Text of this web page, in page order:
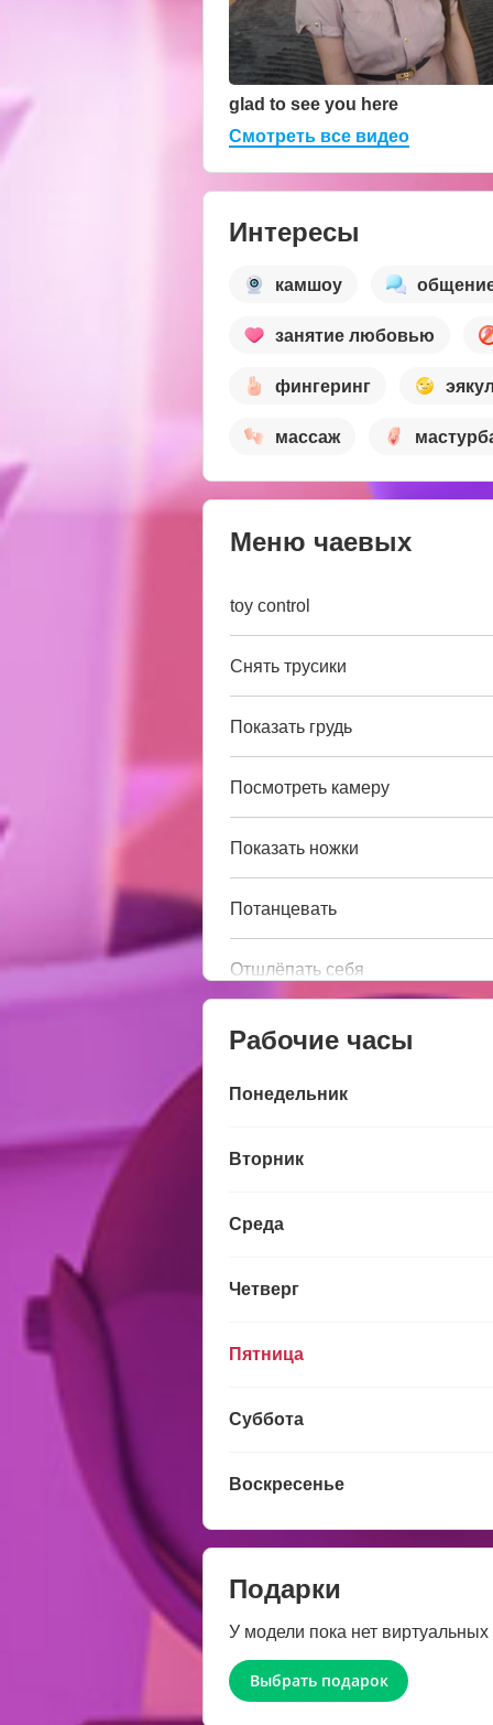
glad to see you here
Смотреть все видео
Интересы
камшоу
занятие любовью
фингеринг
массаж
Меню чаевых
toy control
Снять трусики
Показать грудь
Посмотреть камеру
Показать ножки
Потанцевать
Отшлёпать себя
Рабочие часы
Понедельник
Вторник
Среда
Четверг
Пятница
Суббота
Воскресенье
Подарки
У модели пока нет
Выбрать подарок